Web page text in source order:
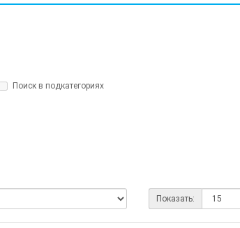
Поиск в подкатегориях
Показать: